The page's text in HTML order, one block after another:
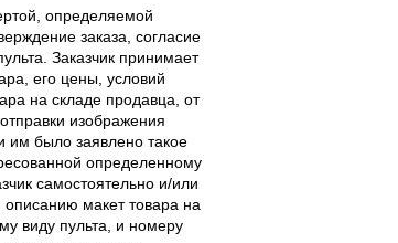
определяемой
заказа, согласие
Заказчик принимает
его цены, условий
на складе продавца, от
изображения
им было заявлено такое
определенному
самостоятельно и/или
макет товара на
виду пульта, и номеру